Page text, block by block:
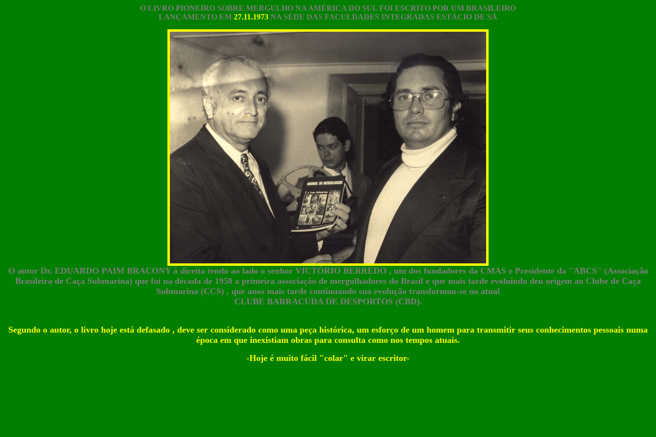
O LIVRO PIONEIRO SOBRE MERGULHO NA AMÉRICA DO SUL FOI ESCRITO POR UM BRASILEIRO
LANÇAMENTO EM 27.11.1973 NA SÉDE DAS FACULDADES INTEGRADAS ESTÁCIO DE SÁ
O autor Dr. EDUARDO PAIM BRACONY à direita tendo ao lado o senhor VICTÓRIO BERREDO , um dos fundadores da CMAS e Presidente da "ABCS" (Associação
Brasileira de Caça Submarina) que foi na década de 1950 a primeira associação de mergulhadores do Brasil e que mais tarde evoluindo deu origem ao Clube de Caça
Submarina (CCS) , que anos mais tarde continuando sua evolução transformou-se no atual
CLUBE BARRACUDA DE DESPORTOS (CBD).
Segundo o autor, o livro hoje está defasado , deve ser considerado como uma peça histórica, um esforço de um homem para transmitir seus conhecimentos pessoais numa
época em que inexistiam obras para consulta como nos tempos atuais.
-Hoje é muito fácil "colar" e virar escritor-